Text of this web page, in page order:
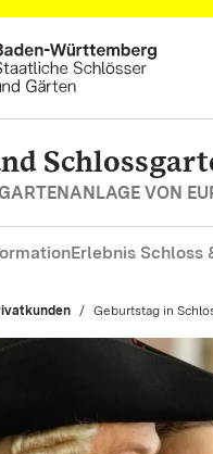
VON
Erlebnis Schloss
Aktuell:
Geburtstag in